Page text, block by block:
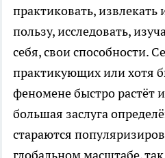
практиковать, извлекать
пользу, исследовать,
себя, свои способности.
практикующих или хотя
феномене быстро растёт
большая заслуга
стараются